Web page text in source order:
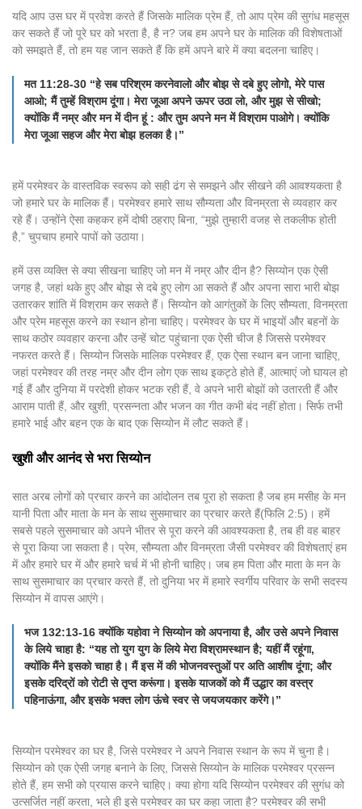
यदि आप उस घर में प्रवेश करते हैं जिसके मालिक प्रेम हैं, तो आप प्रेम की सुगंध महसूस
कर सकते हैं जो पूरे घर को भरता है, है न? जब हम अपने घर के मालिक की विशेषताओं
को समझते हैं, तो हम यह जान सकते हैं कि हमें अपने बारे में क्या बदलना चाहिए।
मत 11:28-30 “हे सब परिश्रम करनेवालो और बोझ से दबे हुए लोगो, मेरे पास
आओ; मैं तुम्हें विश्राम दूंगा। मेरा जूआ अपने ऊपर उठा लो, और मुझ से सीखो;
क्योंकि मैं नम्र और मन में दीन हूं : और तुम अपने मन में विश्राम पाओगे। क्योंकि
मेरा जूआ सहज और मेरा बोझ हलका है।”
हमें परमेश्वर के वास्तविक स्वरूप को सही ढंग से समझने और सीखने की आवश्यकता है
जो हमारे घर के मालिक हैं। परमेश्वर हमारे साथ सौम्यता और विनम्रता से व्यवहार कर
रहे हैं। उन्होंने ऐसा कहकर हमें दोषी ठहराए बिना, “मुझे तुम्हारी वजह से तकलीफ होती
है,” चुपचाप हमारे पापों को उठाया।
हमें उस व्यक्ति से क्या सीखना चाहिए जो मन में नम्र और दीन है? सिय्योन एक ऐसी
जगह है, जहां थके हुए और बोझ से दबे हुए लोग आ सकते हैं और अपना सारा भारी बोझ
उतारकर शांति में विश्राम कर सकते हैं। सिय्योन को आगंतुकों के लिए सौम्यता, विनम्रता
और प्रेम महसूस करने का स्थान होना चाहिए। परमेश्वर के घर में भाइयों और बहनों के
साथ कठोर व्यवहार करना और उन्हें चोट पहुंचाना एक ऐसी चीज है जिससे परमेश्वर
नफरत करते हैं। सिय्योन जिसके मालिक परमेश्वर हैं, एक ऐसा स्थान बन जाना चाहिए,
जहां परमेश्वर की तरह नम्र और दीन लोग एक साथ इकट्ठे होते हैं, आत्माएं जो घायल हो
गई हैं और दुनिया में परदेशी होकर भटक रही हैं, वे अपने भारी बोझों को उतारती हैं और
आराम पाती हैं, और खुशी, प्रसन्नता और भजन का गीत कभी बंद नहीं होता। सिर्फ तभी
हमारे भाई और बहन एक के बाद एक सिय्योन में लौट सकते हैं।
खुशी और आनंद से भरा सिय्योन
सात अरब लोगों को प्रचार करने का आंदोलन तब पूरा हो सकता है जब हम मसीह के मन
यानी पिता और माता के मन के साथ सुसमाचार का प्रचार करते हैं(फिलि 2:5)। हमें
सबसे पहले सुसमाचार को अपने भीतर से पूरा करने की आवश्यकता है, तब ही वह बाहर
से पूरा किया जा सकता है। प्रेम, सौम्यता और विनम्रता जैसी परमेश्वर की विशेषताएं हम
में और हमारे घर में और हमारे चर्च में भी होनी चाहिए। जब हम पिता और माता के मन के
साथ सुसमाचार का प्रचार करते हैं, तो दुनिया भर में हमारे स्वर्गीय परिवार के सभी सदस्य
सिय्योन में वापस आएंगे।
भज 132:13-16 क्योंकि यहोवा ने सिय्योन को अपनाया है, और उसे अपने निवास
के लिये चाहा है: “यह तो युग युग के लिये मेरा विश्रामस्थान है; यहीं मैं रहूंगा,
क्योंकि मैंने इसको चाहा है। मैं इस में की भोजनवस्तुओं पर अति आशीष दूंगा; और
इसके दरिद्रों को रोटी से तृप्त करूंगा। इसके याजकों को मैं उद्धार का वस्त्र
पहिनाऊंगा, और इसके भक्त लोग ऊंचे स्वर से जयजयकार करेंगे।”
सिय्योन परमेश्वर का घर है, जिसे परमेश्वर ने अपने निवास स्थान के रूप में चुना है।
सिय्योन को एक ऐसी जगह बनाने के लिए, जिससे सिय्योन के मालिक परमेश्वर प्रसन्न
होते हैं, हम सभी को प्रयास करने चाहिए। क्या होगा यदि सिय्योन परमेश्वर की सुगंध को
उत्सर्जित नहीं करता, भले ही इसे परमेश्वर का घर कहा जाता है? परमेश्वर की सभी